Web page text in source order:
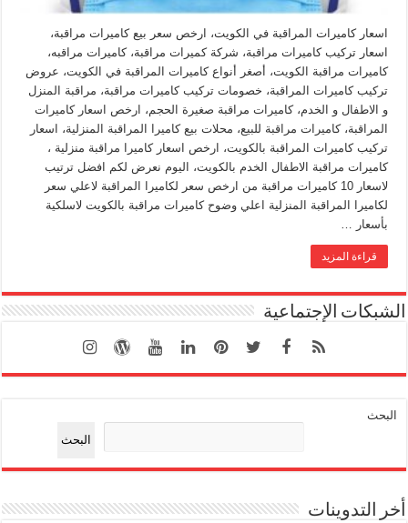
اسعار كاميرات المراقبة في الكويت، ارخص سعر بيع كاميرات مراقبة،
اسعار تركيب كاميرات مراقبة، شركة كميرات مراقبة، كاميرات مراقبه،
كاميرات مراقبة الكويت، أصغر أنواع كاميرات المراقبة في الكويت، عروض
تركيب كاميرات المراقبة، خصومات تركيب كاميرات مراقبة، مراقبة المنزل
و الاطفال و الخدم، كاميرات مراقبة صغيرة الحجم، ارخص اسعار كاميرات
المراقبة، كاميرات مراقبة للبيع، محلات بيع كاميرا المراقبة المنزلية، اسعار
تركيب كاميرات المراقبة بالكويت، ارخص اسعار كاميرا مراقبة منزلية ،
كاميرات مراقبة الاطفال الخدم بالكويت، اليوم نعرض لكم افضل ترتيب
لاسعار 10 كاميرات مراقبة من ارخص سعر لكاميرا المراقبة لاعلي سعر
لكاميرا المراقبة المنزلية اعلي وضوح كاميرات مراقبة بالكويت لاسلكية
بأسعار …
قراءة المزيد
الشبكات الإجتماعية
البحث
البحث
أخر التدوينات